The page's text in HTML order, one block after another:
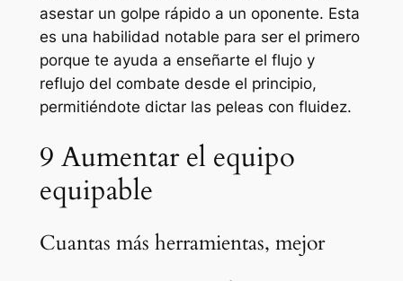
asestar un golpe rápido a un oponente. Esta
es una habilidad notable para ser el primero
porque te ayuda a enseñarte el flujo y
reflujo del combate desde el principio,
permitiéndote dictar las peleas con fluidez.
9 Aumentar el equipo
equipable
Cuantas más herramientas, mejor